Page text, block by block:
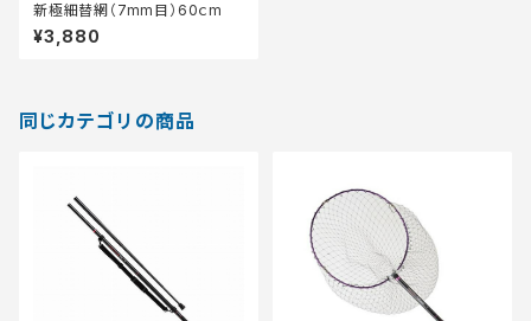
新極細替網（7mm目）60ｃm
¥3,880
同じカテゴリの商品